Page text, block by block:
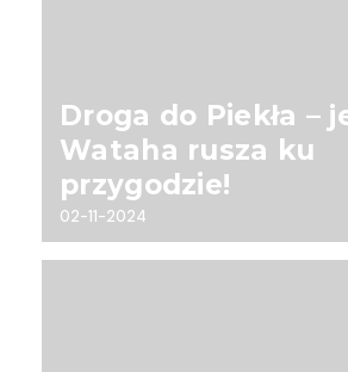
Droga do Piekła –
Wataha rusza ku
przygodzie!
02-11-2024